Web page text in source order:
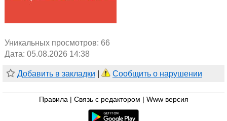
Уникальных просмотров: 66
Дата: 05.08.2026 14:38
Добавить в закладки Сообщить о нарушении
Правила Связь с редактором Www версия